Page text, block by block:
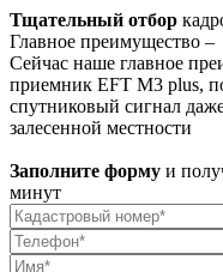
Тщательный отбор
Главное преимущество –
Сейчас наше главное
приемник EFT M3 plus,
спутниковый сигнал
залесенной местности
Заполните форму и
минут